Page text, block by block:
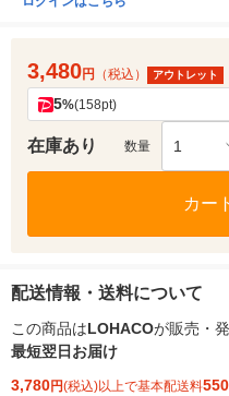
3,480円 （税込） アウトレット
5%(158pt)
在庫あり 数量 1
カー
配送情報・送料について
この商品はLOHACOが販売・
最短翌日お届け
3,780円(税込)以上で基本配送料550